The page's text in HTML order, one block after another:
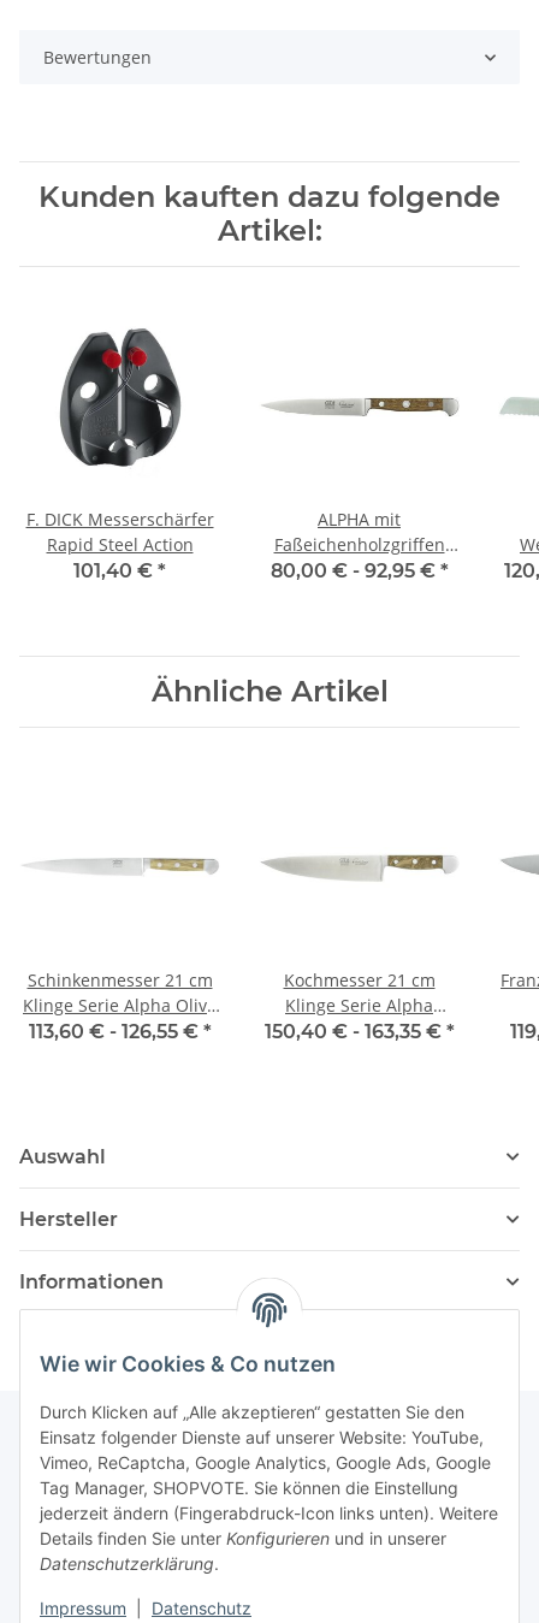
Wie wir Cookies & Co nutzen
Durch Klicken auf „Alle akzeptieren“ gestatten Sie den
Einsatz folgender Dienste auf unserer Website: YouTube,
Vimeo, ReCaptcha, Google Analytics, Google Ads, Google
Tag Manager, SHOPVOTE. Sie können die Einstellung
jederzeit ändern (Fingerabdruck-Icon links unten). Weitere
Details finden Sie unter Konfigurieren und in unserer
Datenschutzerklärung.
Impressum Datenschutz
Bewertungen
Kunden kauften dazu folgende
Artikel:
F. DICK Messerschärfer
Rapid Steel Action
101,40 € *
ALPHA mit
Faßeichenholzgriffen
Spickmesser
80,00 € - 92,95 € *
Ähnliche Artikel
Schinkenmesser 21 cm
Klinge Serie Alpha Olive
von Güde
113,60 € - 126,55 € *
Kochmesser 21 cm
Klinge Serie Alpha
Faßeiche von Güde
150,40 € - 163,35 € *
Auswahl
Hersteller
Informationen
Newsletter Abonnieren
Bitte senden Sie mir entsprechend Ihrer
Datenschutzerklärungregelmäßig und jederzeit widerruflich